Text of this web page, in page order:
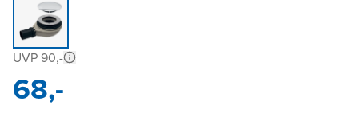
UVP 90,-
68,-